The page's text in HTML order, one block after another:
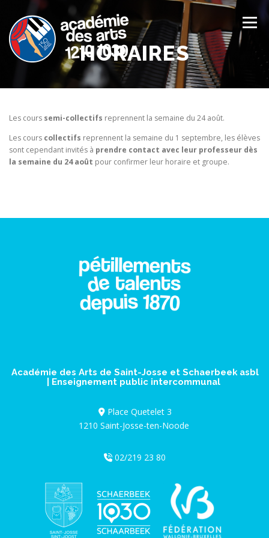
contenu
Menu
S’INSCRIRE À L’ACADÉMIE
NOS COURS ÉQUIPE PÉDAGOGIQUE
HORAIRES
Les cours semi-collectifs reprennent la semaine du 24 août.
Les cours collectifs reprennent la semaine du 1 septembre, les élèves
sont cependant invités à prendre contact avec leur professeur dès
la semaine du 24 août pour confirmer leur horaire et groupe.
Académie des Arts de Saint-Josse et Schaerbeek asbl
| Enseignement public intercommunal
Place Quetelet 3
1210 Saint-Josse-ten-Noode
02/219 23 80